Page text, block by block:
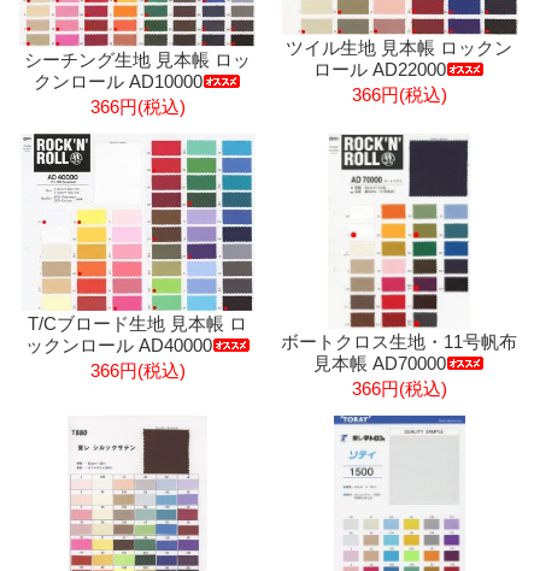
シーチング生地 見本帳 ロッ
クンロール AD10000
366円(税込)
ツイル生地 見本帳 ロックン
ロール AD22000
366円(税込)
T/Cブロード生地 見本帳 ロ
ックンロール AD40000
366円(税込)
ボートクロス生地・11号帆布
見本帳 AD70000
366円(税込)